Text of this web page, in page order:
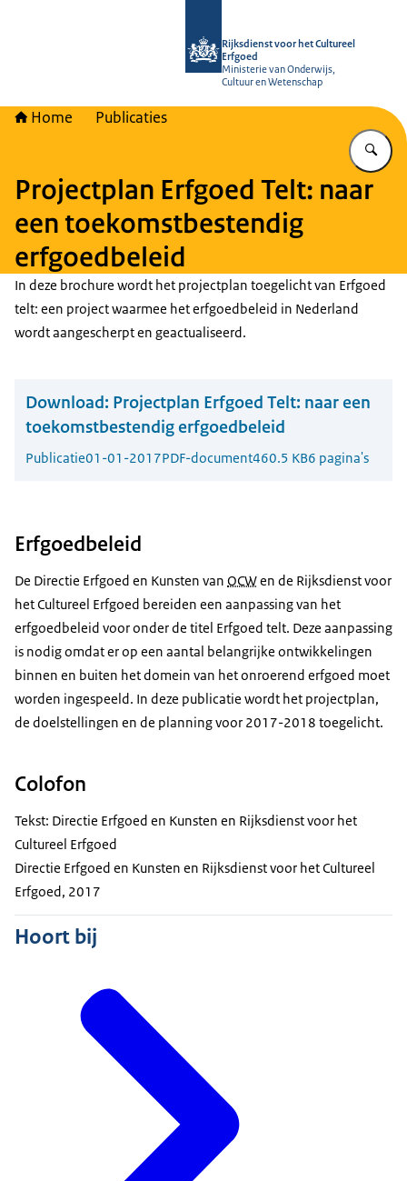
Rijksdienst voor het Cultureel
Erfgoed
Ministerie van Onderwijs,
Cultuur en Wetenschap
Home Publicaties
Projectplan Erfgoed Telt: naar
een toekomstbestendig
erfgoedbeleid
In deze brochure wordt het projectplan toegelicht van Erfgoed
telt: een project waarmee het erfgoedbeleid in Nederland
wordt aangescherpt en geactualiseerd.
Download: Projectplan Erfgoed Telt: naar een
toekomstbestendig erfgoedbeleid
Publicatie01-01-2017PDF-document460.5 KB6 pagina's
Erfgoedbeleid
De Directie Erfgoed en Kunsten van OCWen de Rijksdienst voor
het Cultureel Erfgoed bereiden een aanpassing van het
erfgoedbeleid voor onder de titel Erfgoed telt. Deze aanpassing
is nodig omdat er op een aantal belangrijke ontwikkelingen
binnen en buiten het domein van het onroerend erfgoed moet
worden ingespeeld. In deze publicatie wordt het projectplan,
de doelstellingen en de planning voor 2017-2018 toegelicht.
Colofon
Tekst: Directie Erfgoed en Kunsten en Rijksdienst voor het
Cultureel Erfgoed
Directie Erfgoed en Kunsten en Rijksdienst voor het Cultureel
Erfgoed, 2017
Hoort bij